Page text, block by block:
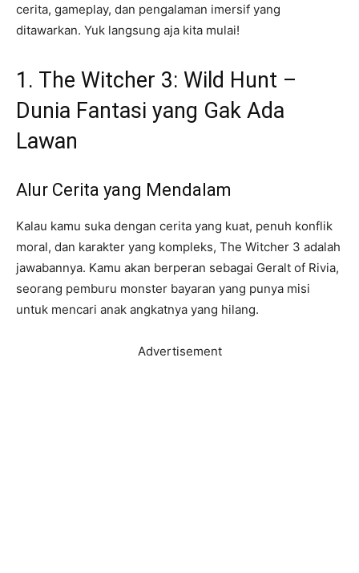
cerita, gameplay, dan pengalaman imersif yang
ditawarkan. Yuk langsung aja kita mulai!
1. The Witcher 3: Wild Hunt –
Dunia Fantasi yang Gak Ada
Lawan
Alur Cerita yang Mendalam
Kalau kamu suka dengan cerita yang kuat, penuh konflik
moral, dan karakter yang kompleks, The Witcher 3 adalah
jawabannya. Kamu akan berperan sebagai Geralt of Rivia,
seorang pemburu monster bayaran yang punya misi
untuk mencari anak angkatnya yang hilang.
Advertisement